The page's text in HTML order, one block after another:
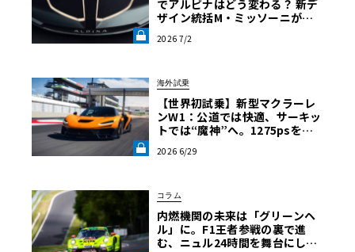
でアルピナはどう変わる？ 新デ
ザイン統括M・ミッソーニが明
の真意《LE VOLANT LAB》
2026 7/2
海外試乗
【世界初試乗】新型マクラーレ
ンW1：公道では快適、サーキッ
トでは“魔神”へ。1275psを後
《LE VOLANT LAB》
2026 6/29
コラム
内燃機関の未来は「グリーンヘ
ル」に。F1王者参戦の裏で進
む、ニュル24時間を舞台にした